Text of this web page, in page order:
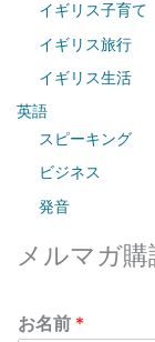
イギリス子育て
イギリス旅行
イギリス生活
英語
スピーキング
ビジネス
発音
メルマガ購
お名前 *